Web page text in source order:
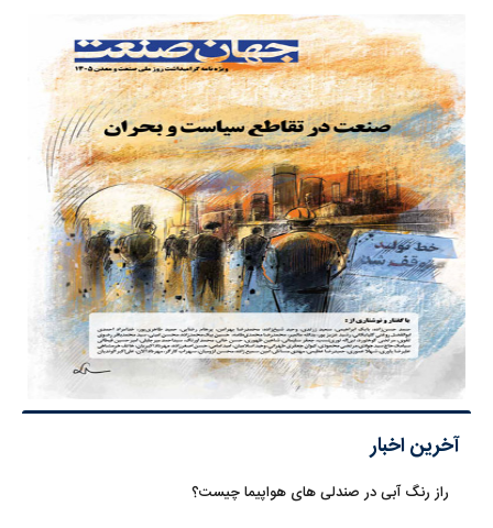
آخرین اخبار
راز رنگ آبی در صندلی های هواپیما چیست؟